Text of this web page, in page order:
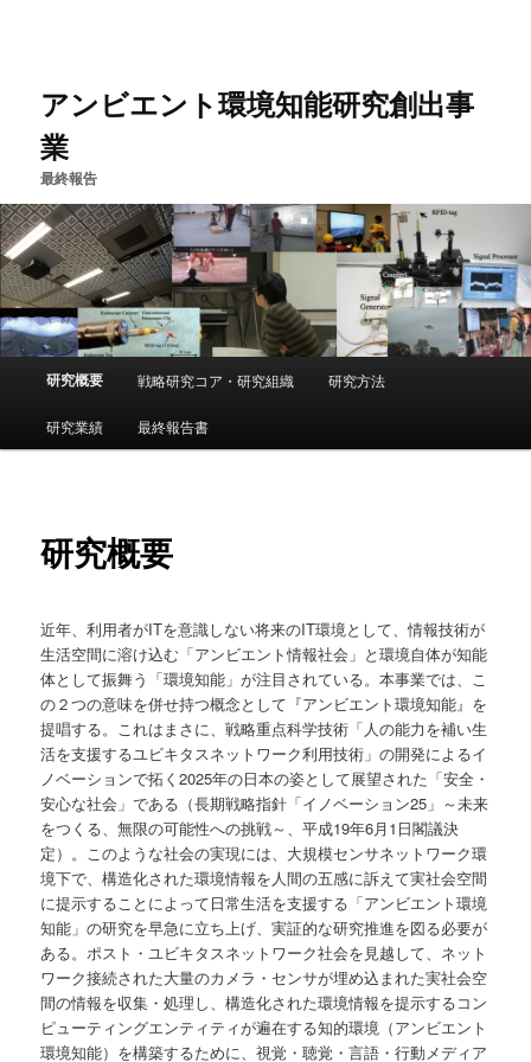
アンビエント環境知能研究創出事
業
最終報告
Main menu
Skip to primary content
Skip to secondary content
研究概要 戦略研究コア・研究組織 研究方法
研究業績 最終報告書
研究概要
近年、利用者がITを意識しない将来のIT環境として、情報技術が
生活空間に溶け込む「アンビエント情報社会」と環境自体が知能
体として振舞う「環境知能」が注目されている。本事業では、こ
の２つの意味を併せ持つ概念として『アンビエント環境知能』を
提唱する。これはまさに、戦略重点科学技術「人の能力を補い生
活を支援するユビキタスネットワーク利用技術」の開発によるイ
ノベーションで拓く2025年の日本の姿として展望された「安全・
安心な社会」である（長期戦略指針「イノベーション25」～未来
をつくる、無限の可能性への挑戦～、平成19年6月1日閣議決
定）。このような社会の実現には、大規模センサネットワーク環
境下で、構造化された環境情報を人間の五感に訴えて実社会空間
に提示することによって日常生活を支援する「アンビエント環境
知能」の研究を早急に立ち上げ、実証的な研究推進を図る必要が
ある。ポスト・ユビキタスネットワーク社会を見越して、ネット
ワーク接続された大量のカメラ・センサが埋め込まれた実社会空
間の情報を収集・処理し、構造化された環境情報を提示するコン
ピューティングエンティティが遍在する知的環境（アンビエント
環境知能）を構築するために、視覚・聴覚・言語・行動メディア